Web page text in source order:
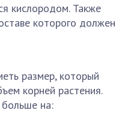
кислородом. Также
которого должен
размер, который
корней растения.
на: